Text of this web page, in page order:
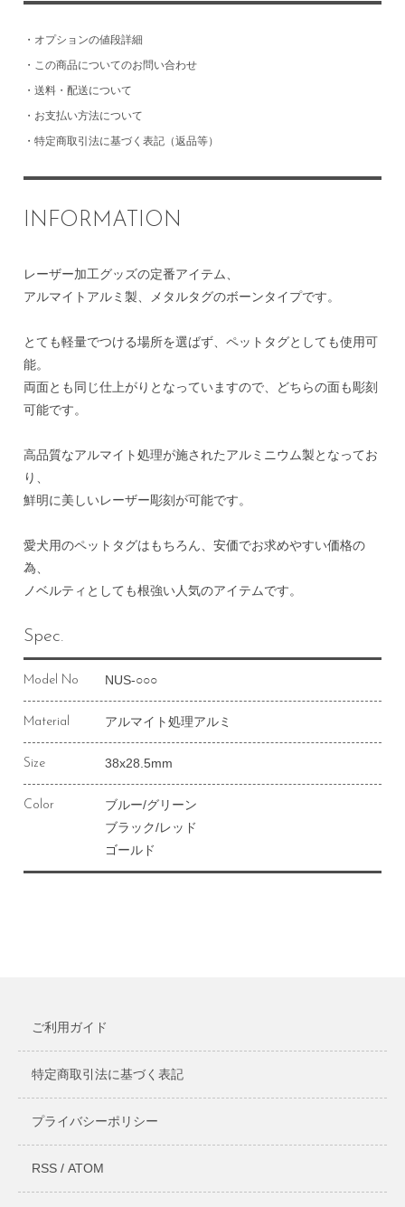
・ オプションの値段詳細
・ この商品についてのお問い合わせ
・ 送料・配送について
・ お支払い方法について
・ 特定商取引法に基づく表記（返品等）
INFORMATION
レーザー加工グッズの定番アイテム、
アルマイトアルミ製、メタルタグのボーンタイプです。
とても軽量でつける場所を選ばず、ペットタグとしても使用可
能。
両面とも同じ仕上がりとなっていますので、どちらの面も彫刻
可能です。
高品質なアルマイト処理が施されたアルミニウム製となってお
り、
鮮明に美しいレーザー彫刻が可能です。
愛犬用のペットタグはもちろん、安価でお求めやすい価格の
為、
ノベルティとしても根強い人気のアイテムです。
Spec.
Model No NUS-○○○
Material アルマイト処理アルミ
Size 38x28.5mm
Color
ブルー/グリーン
ブラック/レッド
ゴールド
ご利用ガイド
特定商取引法に基づく表記
プライバシーポリシー
RSS/ ATOM